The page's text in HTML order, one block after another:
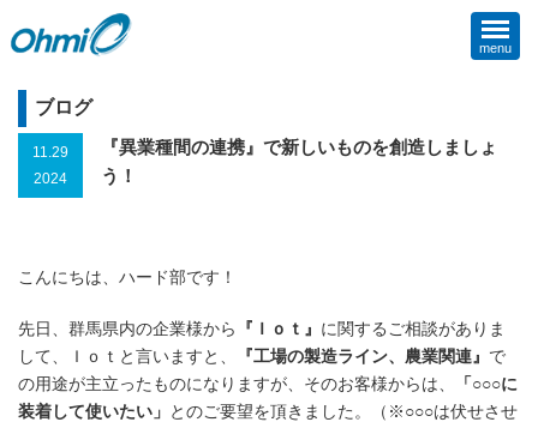
menu
ブログ
11.29
2024
『異業種間の連携』で新しいものを創造しましょ
う！
こんにちは、ハード部です！
先日、群馬県内の企業様から 『Ｉｏｔ』 に関するご相談がありま
して、Ｉｏｔと言いますと、
『工場の製造ライン、農業関連』 で
の用途が主立ったものになりますが、そのお客様からは、
「○○○に
装着して使いたい」 とのご要望を頂きました。（※○○○は伏せさせ